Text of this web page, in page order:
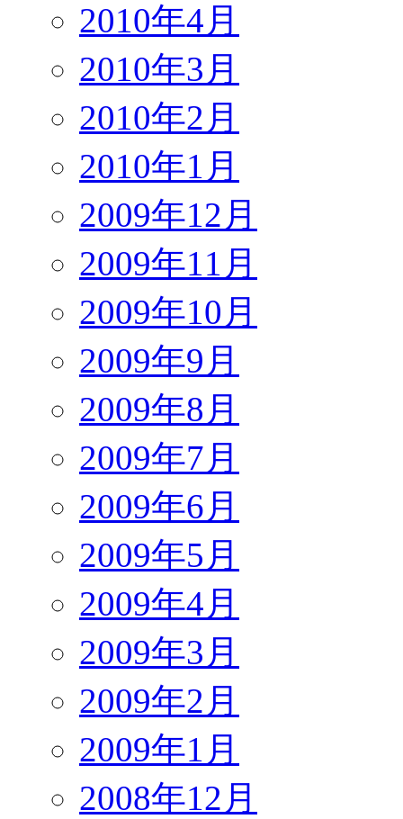
2010年4月
2010年3月
2010年2月
2010年1月
2009年12月
2009年11月
2009年10月
2009年9月
2009年8月
2009年7月
2009年6月
2009年5月
2009年4月
2009年3月
2009年2月
2009年1月
2008年12月